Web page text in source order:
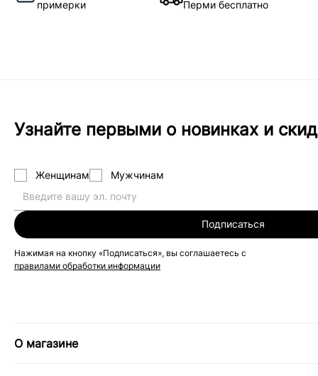
примерки Перми бесплатно
Узнайте первыми о новинках и
Женщинам Мужчинам
Подписаться
Нажимая на кнопку «Подписаться», вы соглашаетесь с
правилами обработки информации
О магазине